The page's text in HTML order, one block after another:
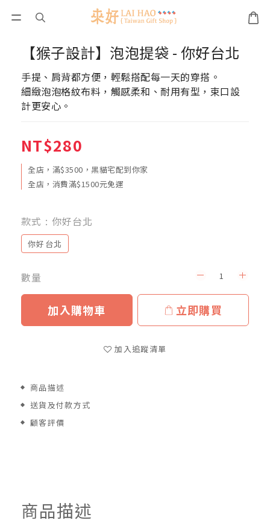
【猴子設計】泡泡提袋 - 你好台北
手提、肩背都方便，輕鬆搭配每一天的穿搭。
細緻泡泡格紋布料，觸感柔和、耐用有型，束口設
計更安心。
NT$280
全店，滿$3500，黑貓宅配到你家
全店，消費滿$1500元免運
款式 : 你好台北
你好台北
數量
加入購物車 立即購買
加入追蹤清單
商品描述
送貨及付款方式
顧客評價
商品描述